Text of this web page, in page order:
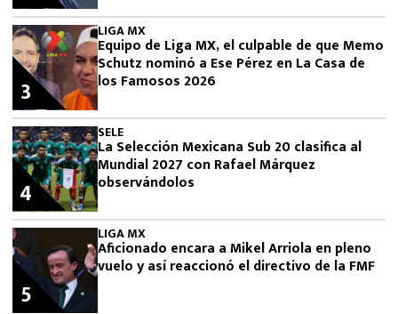
LIGA MX
Equipo de Liga MX, el culpable de que Memo
Schutz nominó a Ese Pérez en La Casa de
los Famosos 2026
3
SELE
La Selección Mexicana Sub 20 clasifica al
Mundial 2027 con Rafael Márquez
observándolos
4
LIGA MX
Aficionado encara a Mikel Arriola en pleno
vuelo y así reaccionó el directivo de la FMF
5